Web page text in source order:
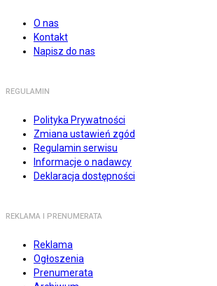
O nas
Kontakt
Napisz do nas
REGULAMIN
Polityka Prywatności
Zmiana ustawień zgód
Regulamin serwisu
Informacje o nadawcy
Deklaracja dostępności
REKLAMA I PRENUMERATA
Reklama
Ogłoszenia
Prenumerata